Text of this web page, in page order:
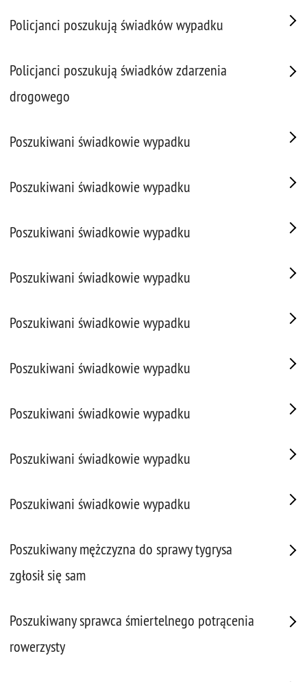
Policjanci poszukują świadków wypadku
Policjanci poszukują świadków zdarzenia
drogowego
Poszukiwani świadkowie wypadku
Poszukiwani świadkowie wypadku
Poszukiwani świadkowie wypadku
Poszukiwani świadkowie wypadku
Poszukiwani świadkowie wypadku
Poszukiwani świadkowie wypadku
Poszukiwani świadkowie wypadku
Poszukiwani świadkowie wypadku
Poszukiwani świadkowie wypadku
Poszukiwany mężczyzna do sprawy tygrysa
zgłosił się sam
Poszukiwany sprawca śmiertelnego potrącenia
rowerzysty